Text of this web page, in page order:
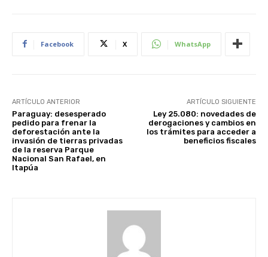
Facebook X WhatsApp
ARTÍCULO ANTERIOR
Paraguay: desesperado
pedido para frenar la
deforestación ante la
invasión de tierras privadas
de la reserva Parque
Nacional San Rafael, en
Itapúa
ARTÍCULO SIGUIENTE
Ley 25.080: novedades de
derogaciones y cambios en
los trámites para acceder a
beneficios fiscales